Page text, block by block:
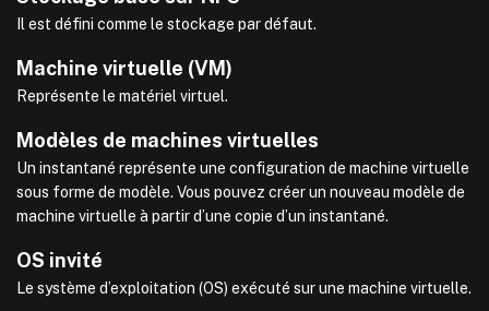
Il est défini comme le stockage par défaut.
Machine virtuelle (VM)
Représente le matériel virtuel.
Modèles de machines virtuelles
Un instantané représente une configuration de machine virtuelle
sous forme de modèle. Vous pouvez créer un nouveau modèle de
machine virtuelle à partir d’une copie d’un instantané.
OS invité
Le système d’exploitation (OS) exécuté sur une machine virtuelle.